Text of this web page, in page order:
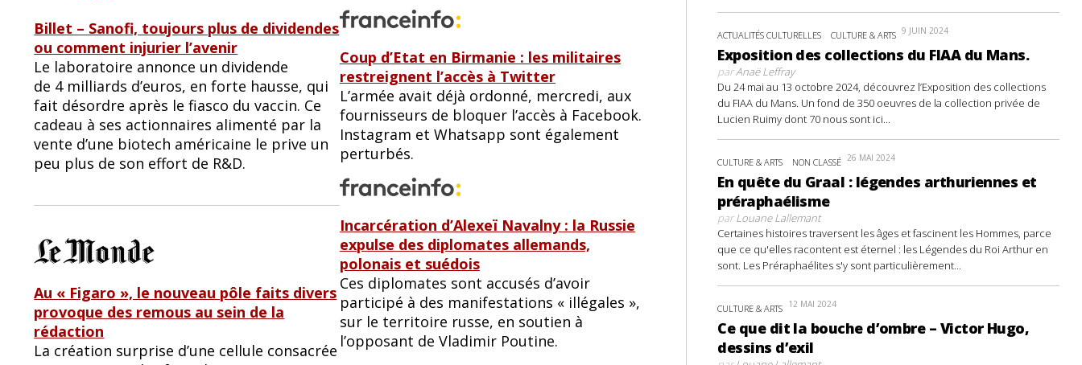
Billet – Sanofi, toujours plus de dividendes
ou comment injurier l’avenir
Le laboratoire annonce un dividende
de 4 milliards d’euros, en forte hausse, qui
fait désordre après le fiasco du vaccin. Ce
cadeau à ses actionnaires alimenté par la
vente d’une biotech américaine le prive un
peu plus de son effort de R&D.
Au « Figaro », le nouveau pôle faits divers
provoque des remous au sein de la
rédaction
La création surprise d’une cellule consacrée
Coup d’Etat en Birmanie : les militaires
restreignent l’accès à Twitter
L’armée avait déjà ordonné, mercredi, aux
fournisseurs de bloquer l’accès à Facebook.
Instagram et Whatsapp sont également
perturbés.
Incarcération d’Alexeï Navalny : la Russie
expulse des diplomates allemands,
polonais et suédois
Ces diplomates sont accusés d’avoir
participé à des manifestations « illégales »,
sur le territoire russe, en soutien à
l’opposant de Vladimir Poutine.
ACTUALITÉS CULTURELLES CULTURE & ARTS 9 JUIN 2024
Exposition des collections du FIAA du Mans.
parAnaë Leffray
Du 24 mai au 13 octobre 2024, découvrez l’Exposition des collections
du FIAA du Mans. Un fond de 350 oeuvres de la collection privée de
Lucien Ruimy dont 70 nous sont ici...
CULTURE & ARTS NON CLASSÉ 26 MAI 2024
En quête du Graal : légendes arthuriennes et
préraphaélisme
parLouane Lallemant
Certaines histoires traversent les âges et fascinent les Hommes, parce
que ce qu'elles racontent est éternel : les Légendes du Roi Arthur en
sont. Les Préraphaélites s'y sont particulièrement...
CULTURE & ARTS 12 MAI 2024
Ce que dit la bouche d’ombre – Victor Hugo,
dessins d’exil